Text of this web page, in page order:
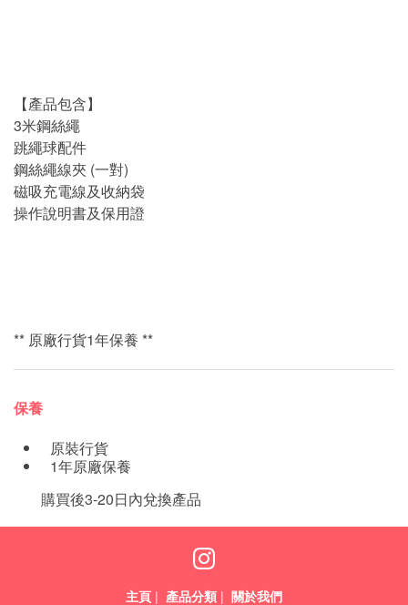
【產品包含】
3米鋼絲繩
跳繩球配件
鋼絲繩線夾 (一對)
磁吸充電線及收納袋
操作說明書及保用證
** 原廠行貨1年保養 **
保養
原裝行貨
1年原廠保養
購買後3-20日內兌換產品
主頁 | 產品分類 | 關於我們